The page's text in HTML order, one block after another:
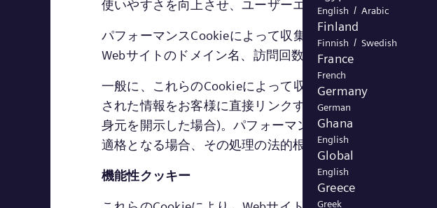
使いやすさを向上させ、ユーザーエクスペリエンスを向上
パフォーマンスCookieによって収集されるその他の情報
Webサイトのドメイン名、訪問回数、平均訪問時間、呼
一般に、これらのCookieによって収集された情報は集約
された情報をお客様に直接リンクすることができます(た
身元を開示した場合)。パフォーマンスCookieに関連して
適格となる場合、その処理の法的根拠はお客様のユーザー
機能性クッキー
English / Arabic
Finland
Finnish / Swedish
France
French
Germany
German
Ghana
English
Global
English
Greece
Greek